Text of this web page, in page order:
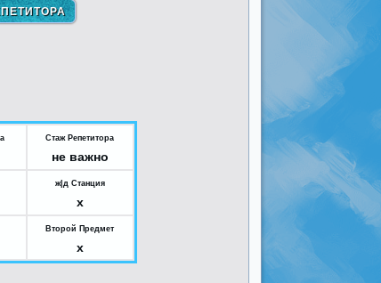
Стаж Репетитора
не важно
ж|д Станция
x
Второй Предмет
x